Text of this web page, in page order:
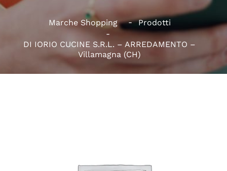
Marche Shopping Prodotti
DI IORIO CUCINE S.R.L. – ARREDAMENTO –
Villamagna (CH)